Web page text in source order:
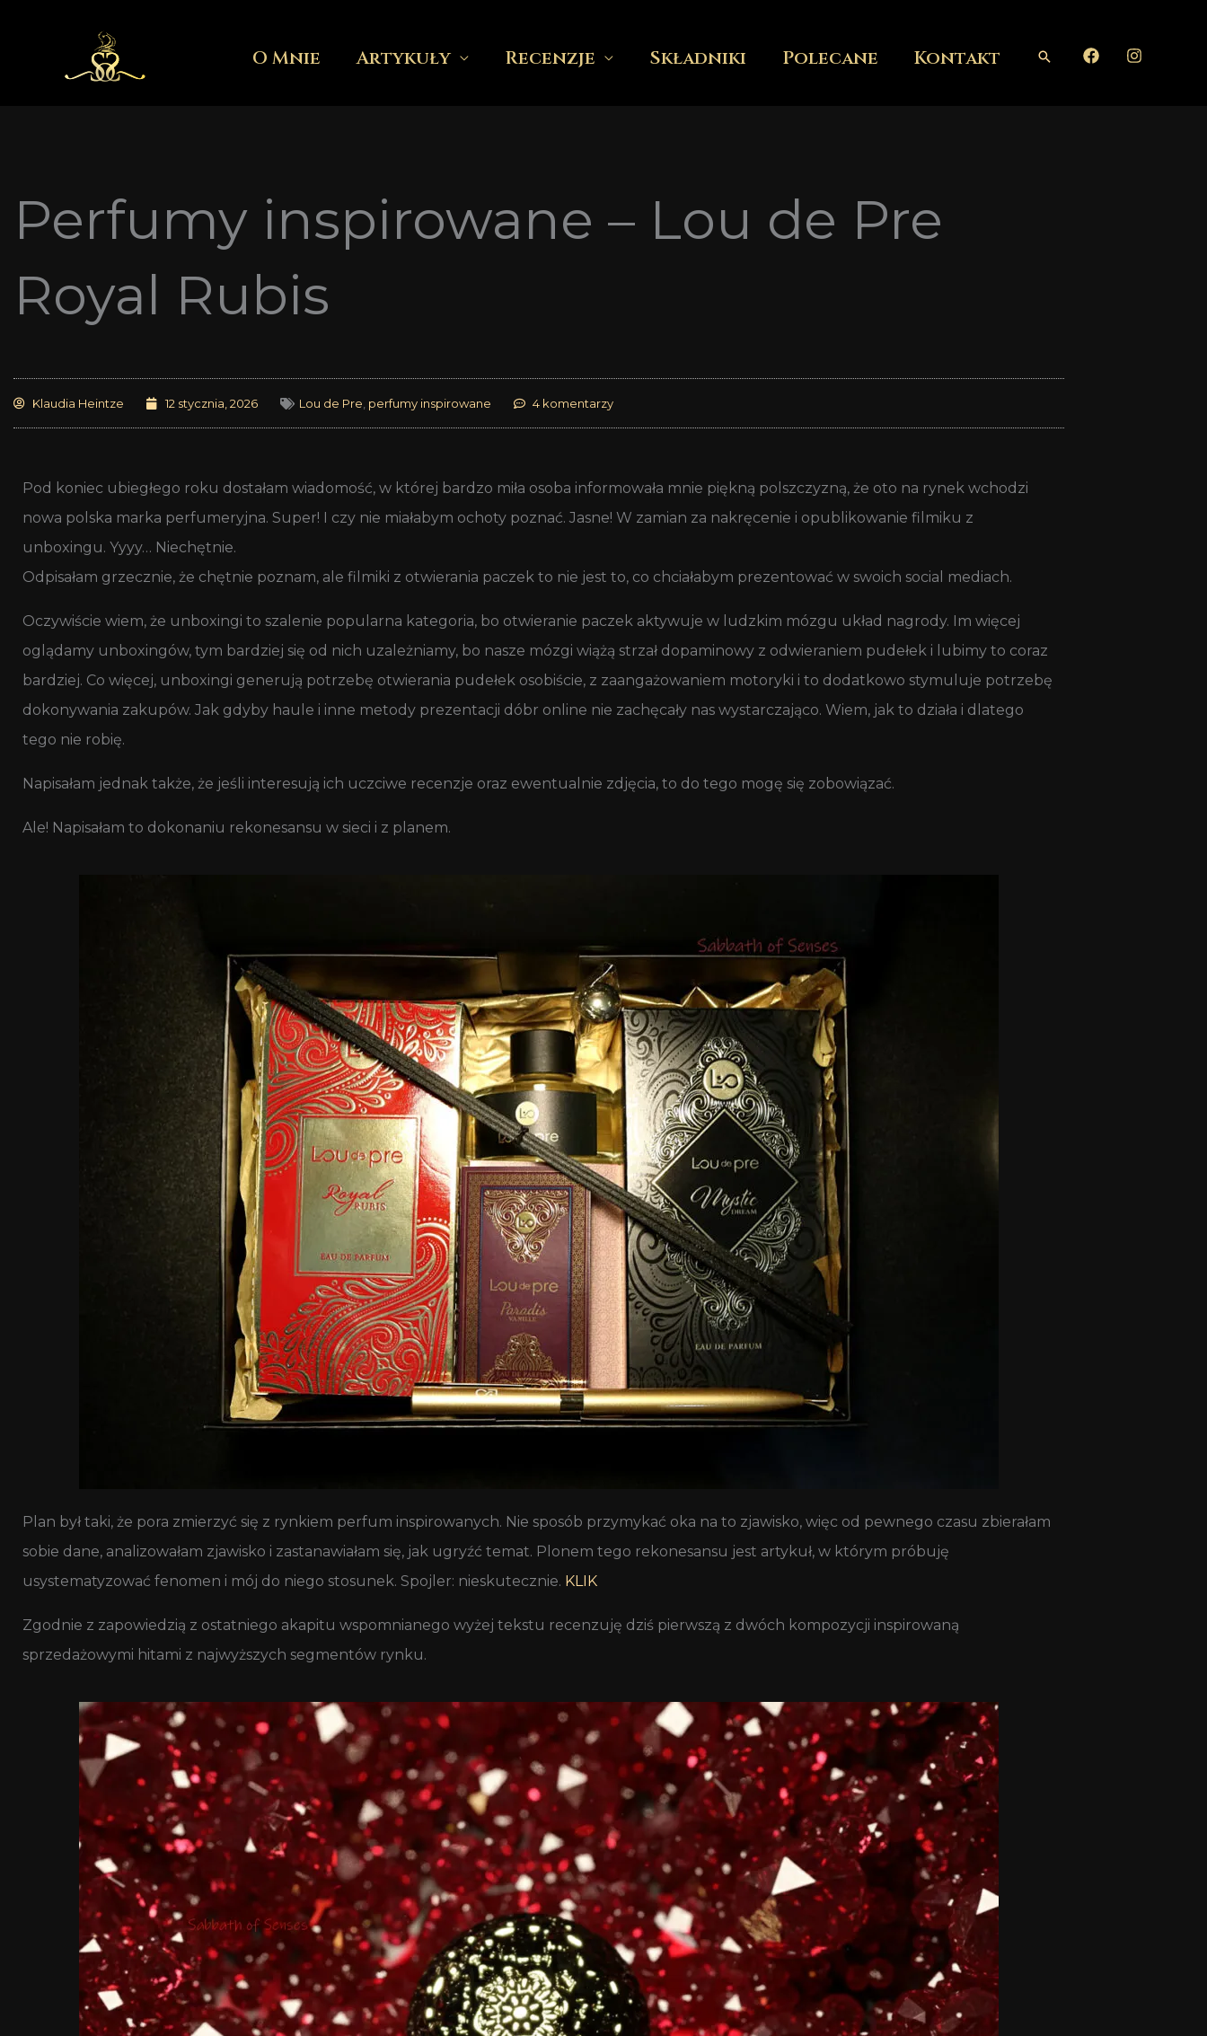
O Mnie Artykuły Recenzje Składniki Polecane Kontakt Szukaj
Perfumy inspirowane – Lou de Pre
Royal Rubis
Klaudia Heintze 12 stycznia, 2026 Lou de Pre perfumy inspirowane 4 komentarzy
Pod koniec ubiegłego roku dostałam wiadomość, w której bardzo miła osoba informowała mnie piękną polszczyzną, że oto na rynek wchodzi
nowa polska marka perfumeryjna. Super! I czy nie miałabym ochoty poznać. Jasne! W zamian za nakręcenie i opublikowanie filmiku z
unboxingu. Yyyy… Niechętnie.
Odpisałam grzecznie, że chętnie poznam, ale filmiki z otwierania paczek to nie jest to, co chciałabym prezentować w swoich social mediach.
Oczywiście wiem, że unboxingi to szalenie popularna kategoria, bo otwieranie paczek aktywuje w ludzkim mózgu układ nagrody. Im więcej
oglądamy unboxingów, tym bardziej się od nich uzależniamy, bo nasze mózgi wiążą strzał dopaminowy z odwieraniem pudełek i lubimy to coraz
bardziej. Co więcej, unboxingi generują potrzebę otwierania pudełek osobiście, z zaangażowaniem motoryki i to dodatkowo stymuluje potrzebę
dokonywania zakupów. Jak gdyby haule i inne metody prezentacji dóbr online nie zachęcały nas wystarczająco. Wiem, jak to działa i dlatego
tego nie robię.
Napisałam jednak także, że jeśli interesują ich uczciwe recenzje oraz ewentualnie zdjęcia, to do tego mogę się zobowiązać.
Ale! Napisałam to dokonaniu rekonesansu w sieci i z planem.
Plan był taki, że pora zmierzyć się z rynkiem perfum inspirowanych. Nie sposób przymykać oka na to zjawisko, więc od pewnego czasu zbierałam
sobie dane, analizowałam zjawisko i zastanawiałam się, jak ugryźć temat. Plonem tego rekonesansu jest artykuł, w którym próbuję
usystematyzować fenomen i mój do niego stosunek. Spojler: nieskutecznie. KLIK
Zgodnie z zapowiedzią z ostatniego akapitu wspomnianego wyżej tekstu recenzuję dziś pierwszą z dwóch kompozycji inspirowaną
sprzedażowymi hitami z najwyższych segmentów rynku.